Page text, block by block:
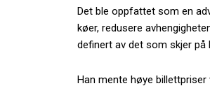
Det ble oppfattet som en
køer, redusere
definert av det som skjer på
Han mente høye